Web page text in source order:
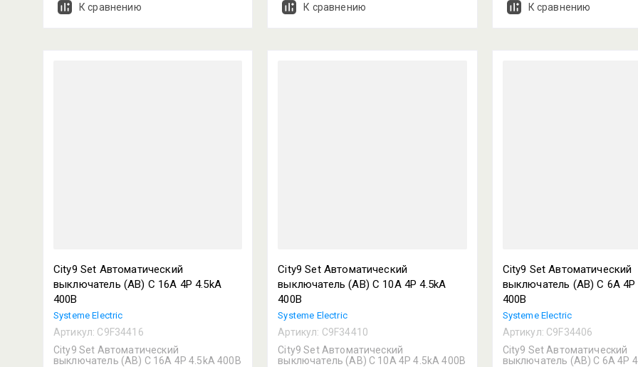
К сравнению К сравнению К сравнению
City9 Set Автоматический
выключатель (АВ) С 16А 4P 4.5kA
400В
Systeme Electric
Артикул: C9F34416
City9 Set Автоматический
выключатель (АВ) С 16А 4P 4.5kA 400В
City9 Set Автоматический
выключатель (АВ) С 10А 4P 4.5kA
400В
Systeme Electric
Артикул: C9F34410
City9 Set Автоматический
выключатель (АВ) С 10А 4P 4.5kA 400В
City9 Set Автоматический
выключатель (АВ) С 6А 4P
400В
Systeme Electric
Артикул: C9F34406
City9 Set Автоматический
выключатель (АВ) С 6А 4P